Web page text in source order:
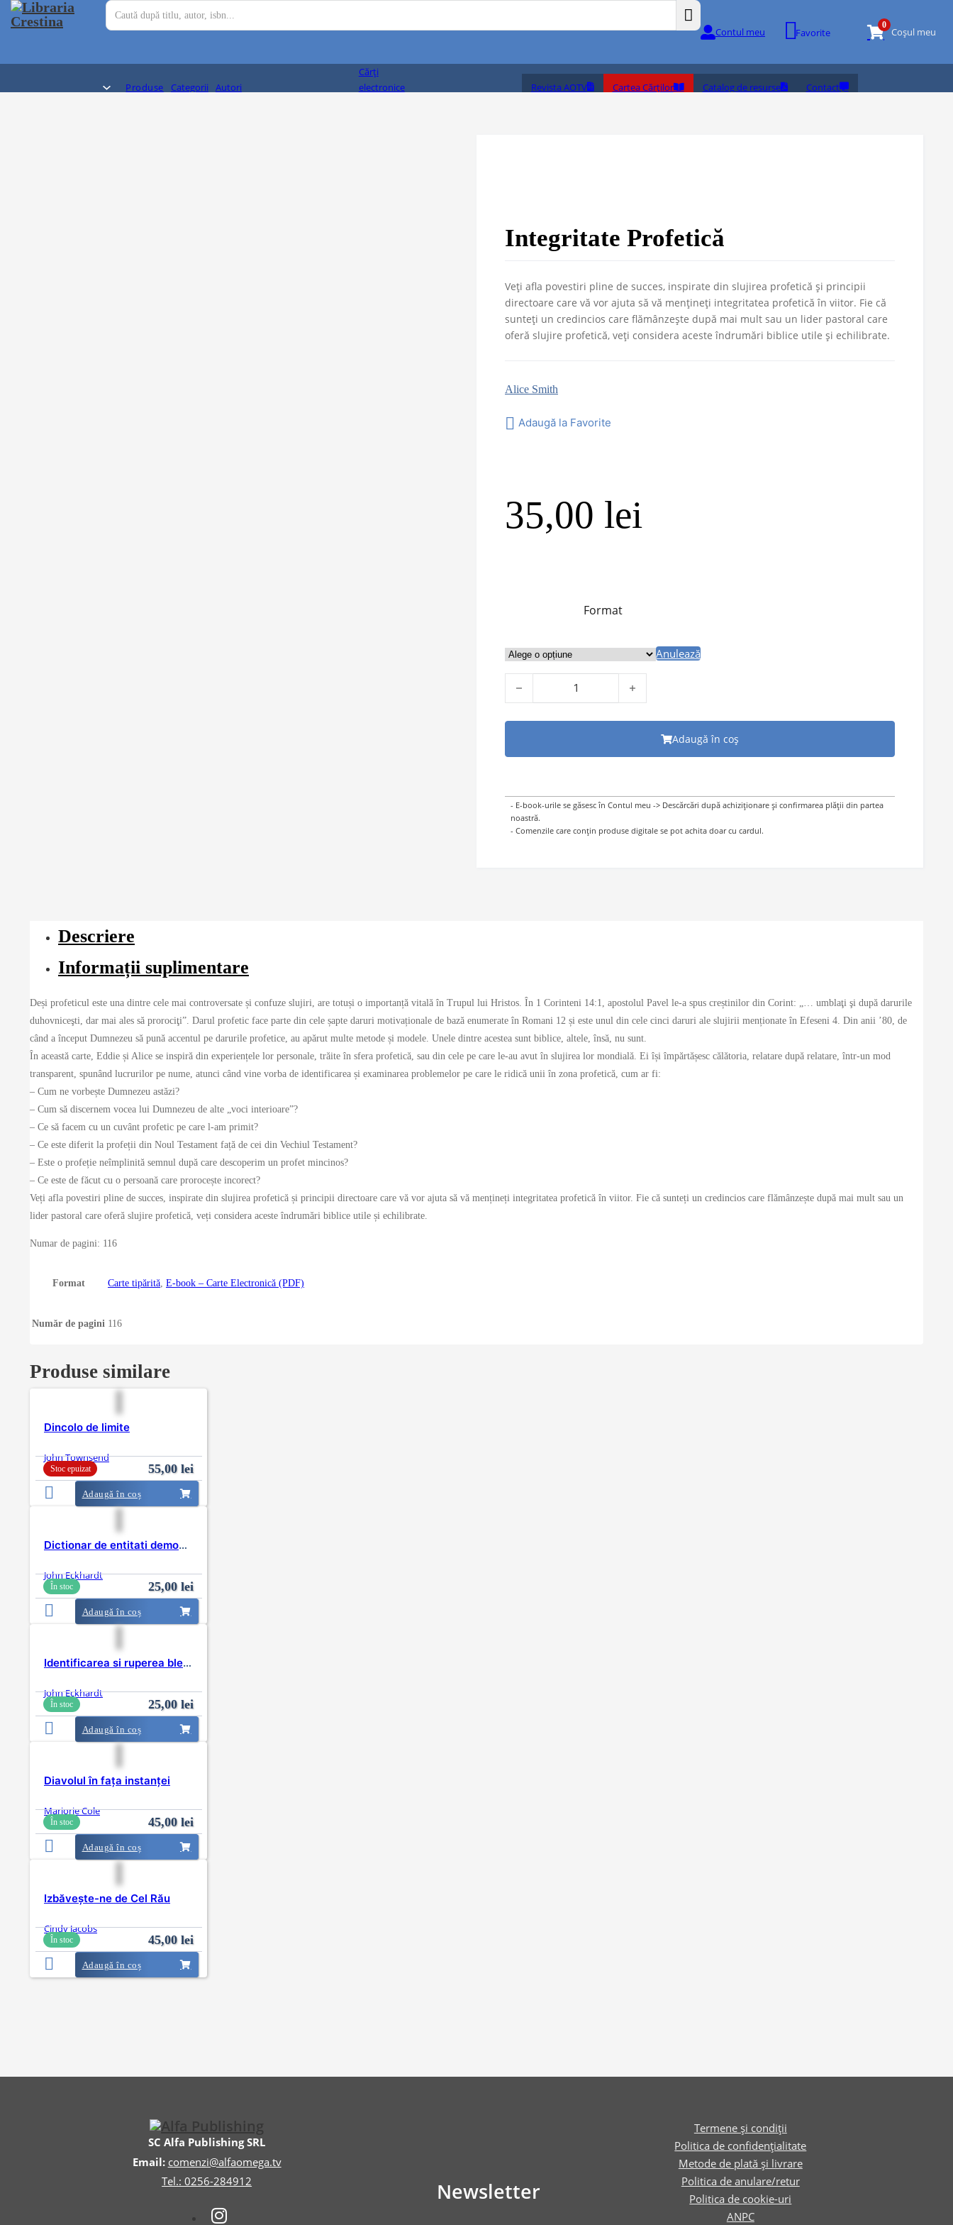
Contul meu Favorite
0
Coșul meu
Produse Categorii Autori
Cărți
electronice
Revista AOTV Cartea Cărților Catalog de resurse Contact
Integritate Profetică
Veți afla povestiri pline de succes, inspirate din slujirea profetică și principii
directoare care vă vor ajuta să vă mențineți integritatea profetică în viitor. Fie că
sunteți un credincios care flămânzește după mai mult sau un lider pastoral care
oferă slujire profetică, veți considera aceste îndrumări biblice utile și echilibrate.
Alice Smith
Adaugă la Favorite
35,00 lei
Format
Anulează
Cantitate Integritate profetică
Adaugă în coș
- E-book-urile se găsesc în Contul meu -> Descărcări după achiziționare și confirmarea plății din partea
noastră.
- Comenzile care conțin produse digitale se pot achita doar cu cardul.
Descriere
Informații suplimentare
Deși profeticul este una dintre cele mai controversate și confuze slujiri, are totuși o importanță vitală în Trupul lui Hristos. În 1 Corinteni 14:1, apostolul Pavel le-a spus creștinilor din Corint: „… umblaţi şi după darurile
duhovniceşti, dar mai ales să prorociţi”. Darul profetic face parte din cele șapte daruri motivaționale de bază enumerate în Romani 12 și este unul din cele cinci daruri ale slujirii menționate în Efeseni 4. Din anii ’80, de
când a început Dumnezeu să pună accentul pe darurile profetice, au apărut multe metode și modele. Unele dintre acestea sunt biblice, altele, însă, nu sunt.
În această carte, Eddie și Alice se inspiră din experiențele lor personale, trăite în sfera profetică, sau din cele pe care le-au avut în slujirea lor mondială. Ei își împărtășesc călătoria, relatare după relatare, într-un mod
transparent, spunând lucrurilor pe nume, atunci când vine vorba de identificarea și examinarea problemelor pe care le ridică unii în zona profetică, cum ar fi:
– Cum ne vorbește Dumnezeu astăzi?
– Cum să discernem vocea lui Dumnezeu de alte „voci interioare”?
– Ce să facem cu un cuvânt profetic pe care l-am primit?
– Ce este diferit la profeții din Noul Testament față de cei din Vechiul Testament?
– Este o profeție neîmplinită semnul după care descoperim un profet mincinos?
– Ce este de făcut cu o persoană care prorocește incorect?
Veți afla povestiri pline de succes, inspirate din slujirea profetică și principii directoare care vă vor ajuta să vă mențineți integritatea profetică în viitor. Fie că sunteți un credincios care flămânzește după mai mult sau un
lider pastoral care oferă slujire profetică, veți considera aceste îndrumări biblice utile și echilibrate.
Numar de pagini: 116
Format Carte tipărită, E-book – Carte Electronică (PDF)
Număr de pagini 116
Produse similare
Dincolo de limite
John Townsend
Stoc epuizat 55,00 lei
Adaugă în coș
Dictionar de entitati demonice
John Eckhardt
În stoc 25,00 lei
Adaugă în coș
Identificarea si ruperea blestemelor
John Eckhardt
În stoc 25,00 lei
Adaugă în coș
Diavolul în fața instanței
Marjorie Cole
În stoc 45,00 lei
Adaugă în coș
Izbăvește-ne de Cel Rău
Cindy Jacobs
În stoc 45,00 lei
Adaugă în coș
SC Alfa Publishing SRL
Email: comenzi@alfaomega.tv
Tel.: 0256-284912
Newsletter
Termene și condiții
Politica de confidențialitate
Metode de plată și livrare
Politica de anulare/retur
Politica de cookie-uri
ANPC